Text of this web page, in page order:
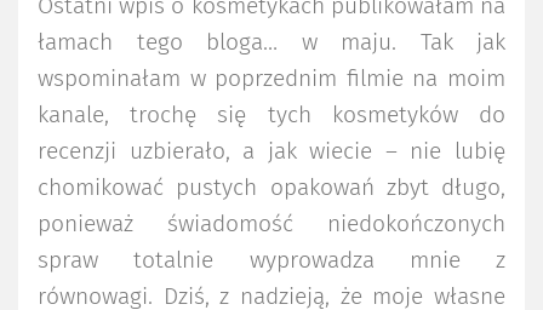
Ostatni wpis o kosmetykach publikowałam na
łamach tego bloga… w maju. Tak jak
wspominałam w poprzednim filmie na moim
kanale, trochę się tych kosmetyków do
recenzji uzbierało, a jak wiecie – nie lubię
chomikować pustych opakowań zbyt długo,
ponieważ świadomość niedokończonych
spraw totalnie wyprowadza mnie z
równowagi. Dziś, z nadzieją, że moje własne